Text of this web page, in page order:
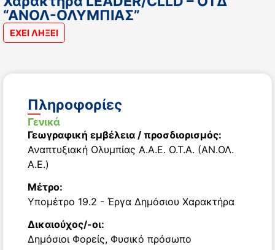
“ΑΝΟΛ-ΟΛΥΜΠΙΑΣ”
ΕΧΕΙ ΛΗΞΕΙ
Πληροφορίες
Γενικά
Γεωγραφική εμβέλεια / προσδιορισμός:
Αναπτυξιακή Ολυμπίας Α.Α.Ε. Ο.Τ.Α. (ΑΝ.ΟΛ.
Α.Ε.)
Μέτρο:
Υπομέτρο 19.2 - Έργα Δημόσιου Χαρακτήρα
Δικαιούχος/-οι:
Δημόσιοι Φορείς, Φυσικό πρόσωπο